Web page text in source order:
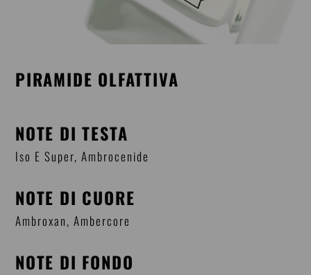
PIRAMIDE OLFATTIVA
NOTE DI TESTA
Iso E Super, Ambrocenide
NOTE DI CUORE
Ambroxan, Ambercore
NOTE DI FONDO